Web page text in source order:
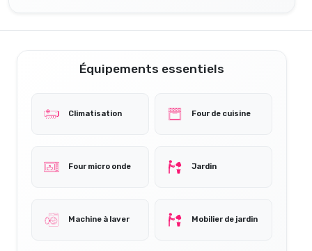
Équipements essentiels
Climatisation Four de cuisine
Four micro onde Jardin
Machine à laver Mobilier de jardin